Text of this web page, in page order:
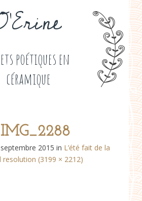
poétiques en
céramique
IMG_2288
2015 in L’été fait de la
resolution (3199 × 2212)